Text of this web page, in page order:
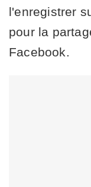
l'enregistrer
pour la
Facebook.